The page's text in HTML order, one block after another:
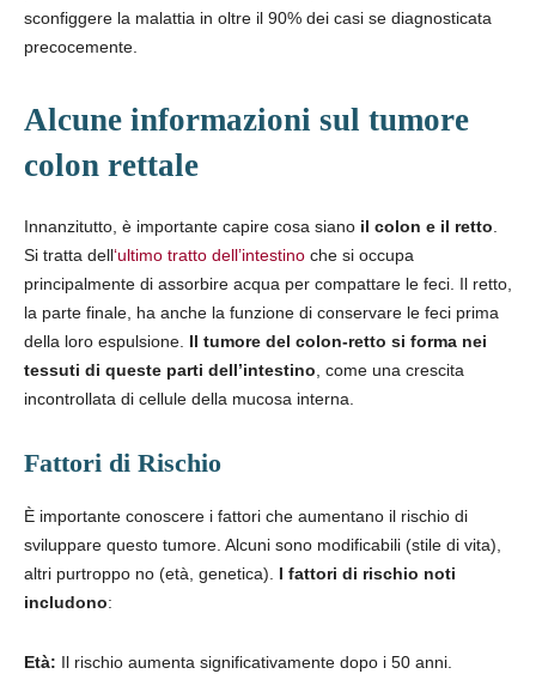
sconfiggere la malattia in oltre il 90% dei casi se diagnosticata
precocemente.
Alcune informazioni sul tumore
colon rettale
Innanzitutto, è importante capire cosa siano il colon e il retto
Si tratta dell‘ultimo tratto dell’intestino che si occupa
principalmente di assorbire acqua per compattare le feci. Il retto,
la parte finale, ha anche la funzione di conservare le feci prima
della loro espulsione. Il tumore del colon-retto si forma nei
tessuti di queste parti dell’intestino , come una crescita
incontrollata di cellule della mucosa interna.
Fattori di Rischio
È importante conoscere i fattori che aumentano il rischio di
sviluppare questo tumore. Alcuni sono modificabili (stile di vita),
altri purtroppo no (età, genetica). I fattori di rischio noti
includono:
Età: Il rischio aumenta significativamente dopo i 50 anni.